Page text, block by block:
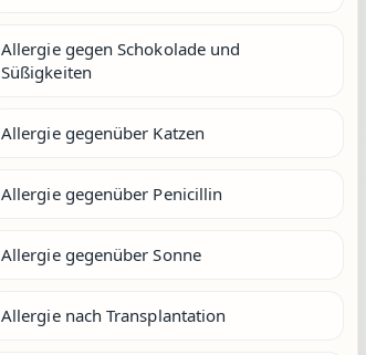
Allergie gegen Schokolade und
Süßigkeiten
Allergie gegenüber Katzen
Allergie gegenüber Penicillin
Allergie gegenüber Sonne
Allergie nach Transplantation